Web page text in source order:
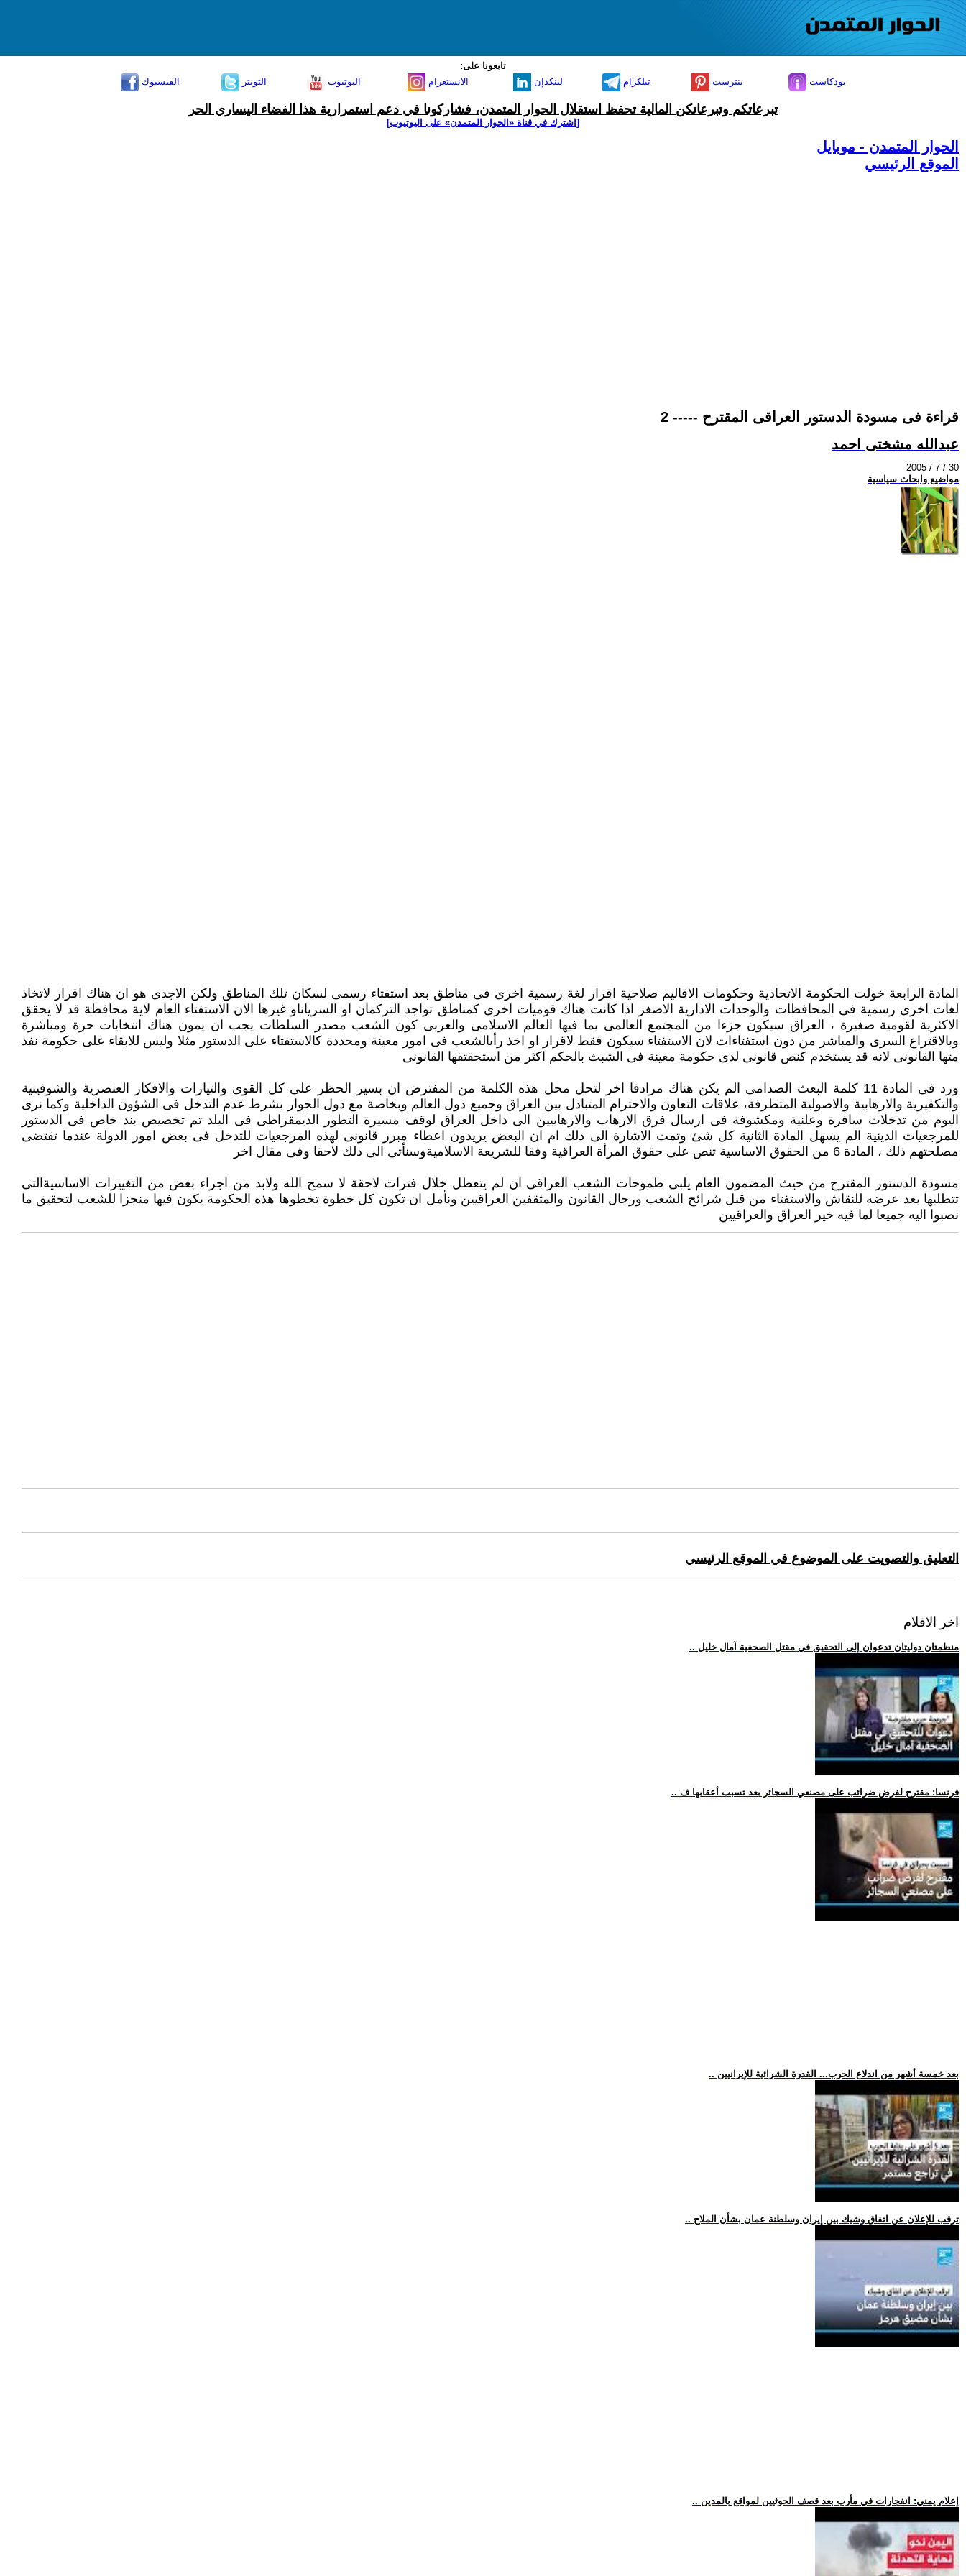
تابعونا على:
الفيسبوك
التويتر اليوتيوب الانستغرام لينكدإن تيلكرام بنترست بودكاست
تبرعاتكم وتبرعاتكن المالية تحفظ استقلال الحوار المتمدن، فشاركونا في دعم استمرارية هذا الفضاء اليساري الحر
[اشترك في قناة ‫«الحوار المتمدن» على اليوتيوب]
الحوار المتمدن - موبايل
الموقع الرئيسي
قراءة فى مسودة الدستور العراقى المقترح ----- 2
عبدالله مشختى احمد
2005 / 7 / 30
مواضيع وابحاث سياسية
المادة الرابعة خولت الحكومة الاتحادية وحكومات الاقاليم صلاحية اقرار لغة رسمية اخرى فى مناطق بعد استفتاء رسمى لسكان تلك المناطق ولكن الاجدى هو ان هناك اقرار لاتخاذ
لغات اخرى رسمية فى المحافظات والوحدات الادارية الاصغر اذا كانت هناك قوميات اخرى كمناطق تواجد التركمان او السرياناو غيرها الان الاستفتاء العام لاية محافظة قد لا يحقق
الاكثرية لقومية صغيرة ، العراق سيكون جزءا من المجتمع العالمى بما فيها العالم الاسلامى والعربى كون الشعب مصدر السلطات يجب ان يمون هناك انتخابات حرة ومباشرة
وبالاقتراع السرى والمباشر من دون استفتاءات لان الاستفتاء سيكون فقط لاقرار او اخذ رأىالشعب فى امور معينة ومحددة كالاستفتاء على الدستور مثلا وليس للابقاء على حكومة نفذ
متها القانونى لانه قد يستخدم كنص قانونى لدى حكومة معينة فى الشبث بالحكم اكثر من استحقتقها القانونى
ورد فى المادة 11 كلمة البعث الصدامى الم يكن هناك مرادفا اخر لتحل محل هذه الكلمة من المفترض ان بسير الحظر على كل القوى والتيارات والافكار العنصرية والشوفينية
والتكفيرية والارهابية والاصولية المتطرفة، علاقات التعاون والاحترام المتبادل بين العراق وجميع دول العالم وبخاصة مع دول الجوار بشرط عدم التدخل فى الشؤون الداخلية وكما نرى
اليوم من تدخلات سافرة وعلنية ومكشوفة فى ارسال فرق الارهاب والارهابيين الى داخل العراق لوقف مسيرة التطور الديمقراطى فى البلد تم تخصيص بند خاص فى الدستور
للمرجعيات الدينية الم يسهل المادة الثانية كل شئ وتمت الاشارة الى ذلك ام ان البعض يريدون اعطاء مبرر قانونى لهذه المرجعيات للتدخل فى بعض امور الدولة عندما تقتضى
مصلحتهم ذلك ، المادة 6 من الحقوق الاساسية تنص على حقوق المرأة العراقية وفقا للشريعة الاسلاميةوسنأتى الى ذلك لاحقا وفى مقال اخر
مسودة الدستور المقترح من حيث المضمون العام يلبى طموحات الشعب العراقى ان لم يتعطل خلال فترات لاحقة لا سمح الله ولابد من اجراء بعض من التغييرات الاساسيةالتى
تتطلبها بعد عرضه للنقاش والاستفتاء من قبل شرائح الشعب ورجال القانون والمثقفين العراقيين ونأمل ان تكون كل خطوة تخطوها هذه الحكومة يكون فيها منجزا للشعب لتحقيق ما
نصبوا اليه جميعا لما فيه خير العراق والعراقيين
التعليق والتصويت على الموضوع في الموقع الرئيسي
اخر الافلام
.. منظمتان دوليتان تدعوان إلى التحقيق في مقتل الصحفية آمال خليل
.. فرنسا: مقترح لفرض ضرائب على مصنعي السجائر بعد تسبب أعقابها ف
.. بعد خمسة أشهر من اندلاع الحرب... القدرة الشرائية للإيرانيين
.. ترقب للإعلان عن اتفاق وشيك بين إيران وسلطنة عمان بشأن الملاح
.. إعلام يمني: انفجارات في مأرب بعد قصف الحوثيين لمواقع بالمدين